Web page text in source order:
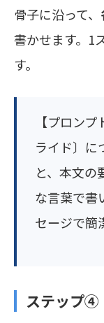
骨子に沿って、
書かせます。1
す。
【プロン
ライド〕に
と、本文の
な言葉で書
セージで簡
ステップ④